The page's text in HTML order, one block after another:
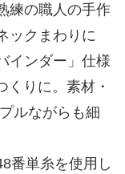
練の職人の手作
ックまわりに
インダー」仕様
くりに。素材・
ルながらも細
番単糸を使用し